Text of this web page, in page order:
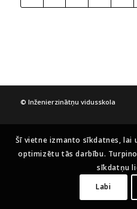
© Inženierzinātņu vidusskola
Šī vietne izmanto sīkdatnes, lai
optimizētu tās darbību.
sīkdatņu
Labi